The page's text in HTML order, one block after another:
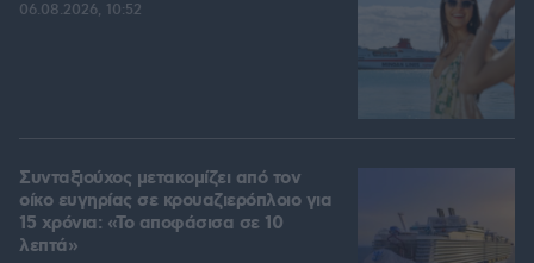
06.08.2026, 10:52
Συνταξιούχος μετακομίζει από τον
οίκο ευγηρίας σε κρουαζιερόπλοιο για
15 χρόνια: «Το αποφάσισα σε 10
λεπτά»